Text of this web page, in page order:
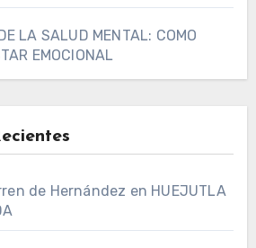
LA SALUD MENTAL: COMO
EMOCIONAL
de Hernández en HUEJUTLA